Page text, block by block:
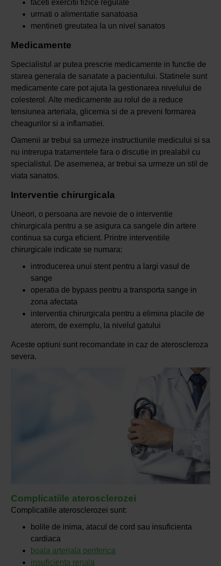
faceti exercitii fizice regulate
urmati o alimentatie sanatoasa
mentineti greutatea la un nivel sanatos
Medicamente
Specialistul ar putea prescrie medicamente in functie de
starea generala de sanatate a pacientului. Statinele sunt
medicamente care pot ajuta la gestionarea nivelului de
colesterol. Alte medicamente au rolul de a reduce
tensiunea arteriala, glicemia si de a preveni formarea
cheagurilor si a inflamatiei.
Oamenii ar trebui sa urmeze instructiunile medicului si sa
nu intrerupa tratamentele fara o discutie in prealabil cu
specialistul. De asemenea, ar trebui sa urmeze un stil de
viata sanatos.
Interventie chirurgicala
Uneori, o persoana are nevoie de o interventie
chirurgicala pentru a se asigura ca sangele din artere
continua sa curga eficient. Printre interventiile
chirurgicale indicate se numara:
introducerea unui stent pentru a largi vasul de
sange
operatia de bypass pentru a transporta sange in
zona afectata
interventia chirurgicala pentru a elimina placile de
aterom, de exemplu, la nivelul gatului
Aceste optiuni sunt recomandate in caz de ateroscleroza
severa.
Complicatiile aterosclerozei
Complicatiile aterosclerozei sunt:
bolile de inima, atacul de cord sau insuficienta
cardiaca
boala arteriala periferica
insuficienta renala